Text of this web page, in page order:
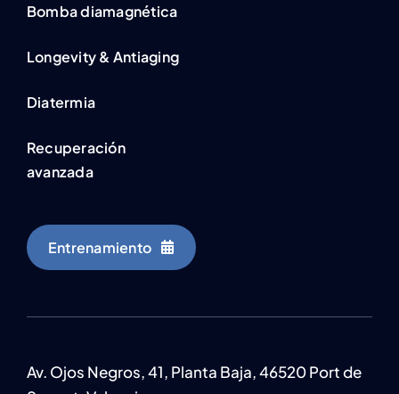
Bomba diamagnética
Longevity & Antiaging
Diatermia
Recuperación
avanzada
Entrenamiento
Av. Ojos Negros, 41, Planta Baja, 46520 Port de